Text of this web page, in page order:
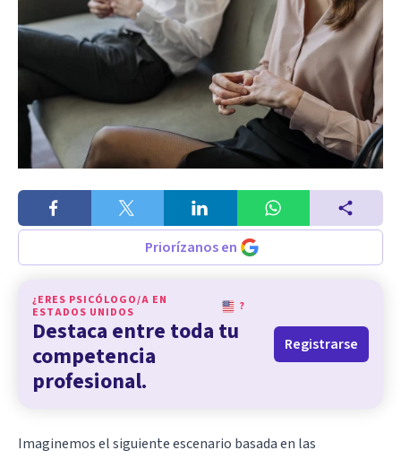
Priorízanos en
¿ERES PSICÓLOGO/A EN
ESTADOS UNIDOS
?
Destaca entre toda tu
competencia
profesional.
Registrarse
Imaginemos el siguiente escenario basada en las